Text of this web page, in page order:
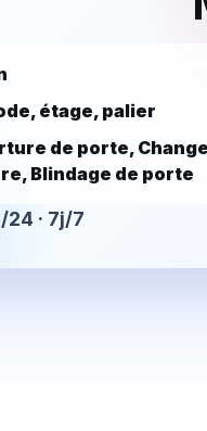
étage, palier
de porte,
Blindage de porte
· 7j/7